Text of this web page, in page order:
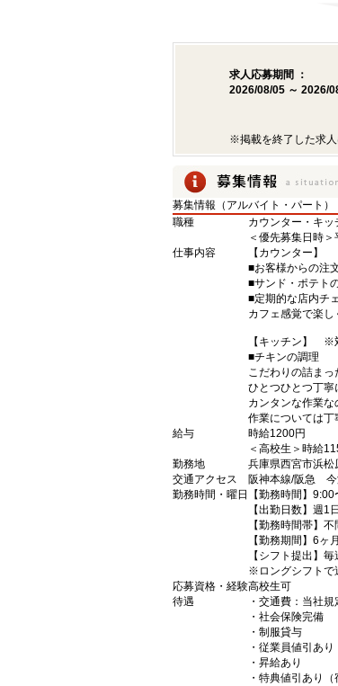
求人応募期間 ：
2026/08/05 ～ 2026/
※掲載を終了した求人
募集情報（アルバイト・パート）
職種
カウンター・キッ
＜優先募集日時
仕事内容
【カウンター】
■お客様からの注
■サンド・ポテト
■定期的な店内チ
カフェ感覚で楽し
【キッチン】 ※
■チキンの調理
こだわりの詰まっ
ひとつひとつ丁寧
カンタンな作業な
作業については丁
給与
時給1200円
＜高校生＞時給
勤務地
兵庫県西宮市浜
交通アクセス
阪神本線/阪急
勤務時間・曜日
【勤務時間】
【出勤日数】週1
【勤務時間帯】不
【勤務期間】6ヶ
【シフト提出】
※ロングシフトで
応募資格・経験高校生可
待遇
・交通費：当社
・社会保険完備
・制服貸与
・従業員値引あり
・昇給あり
・特典値引あり